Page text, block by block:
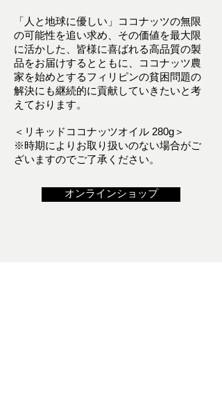
「人と地球に優しい」ココナッツの無限
の可能性を追い求め、その価値を最大限
に活かした、皆様に喜ばれる高品質の製
品をお届けするとともに、ココナッツ農
家を始めとするフィリピンの貧困問題の
解決にも継続的に貢献していきたいと考
えております。
＜リキッドココナッツオイル 280g＞
※時期によりお取り扱いのない場合がご
ざいますのでご了承ください。
オンラインショップ